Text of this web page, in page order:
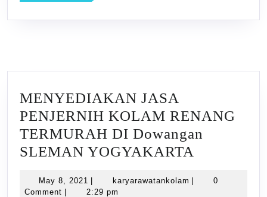
MENYEDIAKAN JASA
PENJERNIH KOLAM RENANG
TERMURAH DI Dowangan
SLEMAN YOGYAKARTA
May 8, 2021 May
8,
| karyarawatankolam karyarawatankolam
|
0
Comment | 2:29 pm